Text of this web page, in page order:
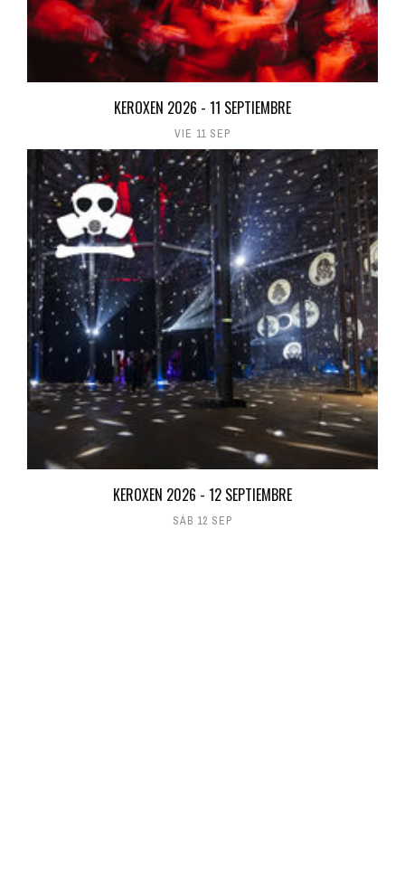
KEROXEN 2026 - 11 SEPTIEMBRE
VIE 11 SEP
KEROXEN 2026 - 12 SEPTIEMBRE
SÁB 12 SEP